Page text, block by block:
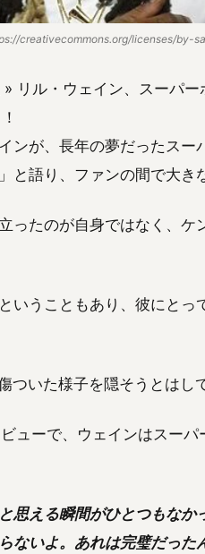
creativecommons.org/licenses/by-
» リル・ウェイン、スーパ
ンが、長年の夢だったスー
と語り、ファンの間で大き
ったのが自身ではなく、ケ
いうこともあり、彼にとっ
ついた様子を隠そうとはし
ューで、ウェインはスー
思える瞬間がひとつもな
ないよ。あれは完璧だった